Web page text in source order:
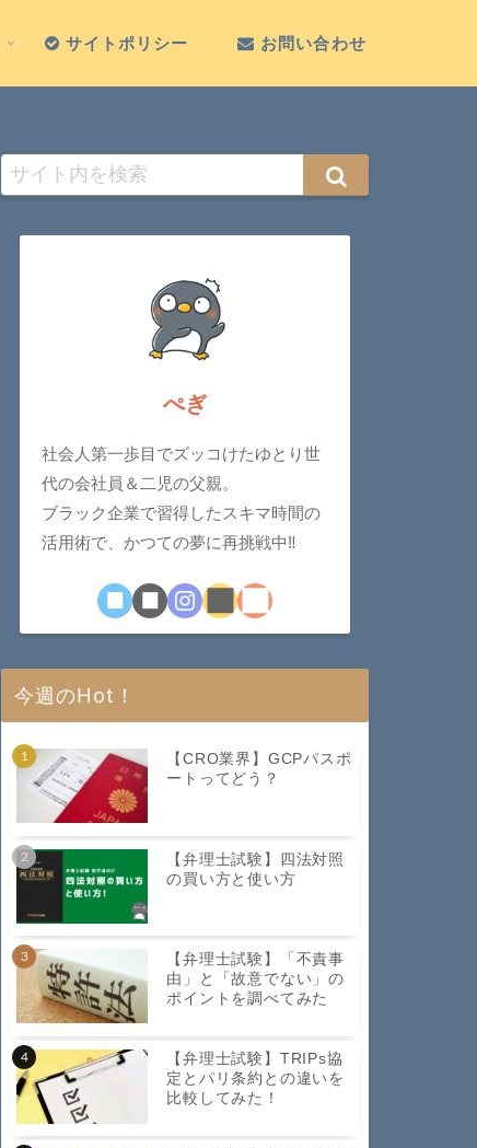
サイトポリシー お問い合わせ
ぺぎ
社会人第一歩目でズッコけたゆとり世
代の会社員＆二児の父親。
ブラック企業で習得したスキマ時間の
活用術で、かつての夢に再挑戦中‼︎
今週のHot！
【CRO業界】GCPパスポ
ートってどう？
【弁理士試験】四法対照
の買い方と使い方
【弁理士試験】「不責事
由」と「故意でない」の
ポイントを調べてみた
【弁理士試験】TRIPs協
定とパリ条約との違いを
比較してみた！